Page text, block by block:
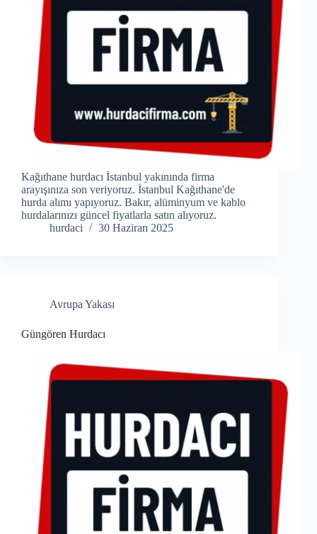
Kağıthane hurdacı İstanbul yakınında firma
arayışınıza son veriyoruz. İstanbul Kağıthane'de
hurda alımı yapıyoruz. Bakır, alüminyum ve kablo
hurdalarınızı güncel fiyatlarla satın alıyoruz.
hurdaci
30 Haziran 2025
Avrupa Yakası
Güngören Hurdacı